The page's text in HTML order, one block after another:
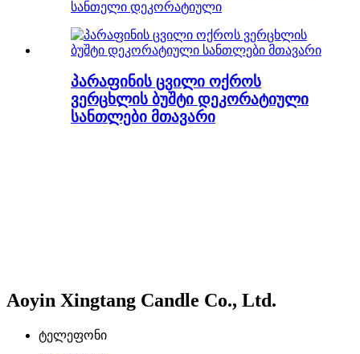
სანთელი დეკორატიული
პარაფინის ცვილი ოქროს
ვერცხლის ბუშტი დეკორატიული
სანთლები მთავარი
Aoyin Xingtang Candle Co., Ltd.
ტელეფონი